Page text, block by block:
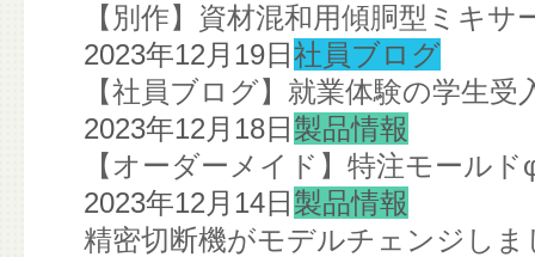
【別作】資材混和用傾胴型ミキサ
2023年12月19日 社員ブログ
【社員ブログ】就業体験の学生受
2023年12月18日 製品情報
【オーダーメイド】特注モール
2023年12月14日 製品情報
精密切断機がモデルチェンジしま